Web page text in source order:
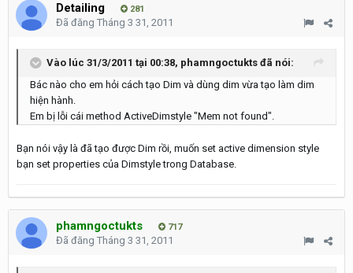
Detailing 281
Đã đăng Tháng 3 31, 2011
Vào lúc 31/3/2011 tại 00:38, phamngoctukts đã nói:
Bác nào cho em hỏi cách tạo Dim và dùng dim vừa tạo làm dim
hiện hành.
Em bị lỗi cái method ActiveDimstyle "Mem not found".
Bạn nói vậy là đã tạo được Dim rồi, muốn set active dimension style
bạn set properties của Dimstyle trong Database.
phamngoctukts 717
Đã đăng Tháng 3 31, 2011